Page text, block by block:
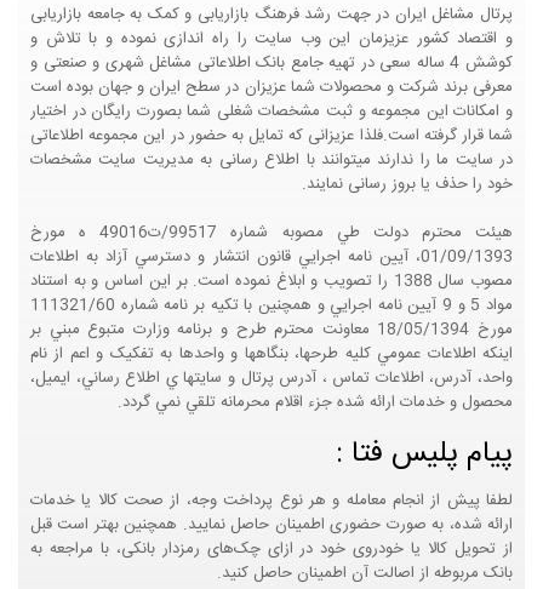
پرتال مشاغل ایران در جهت رشد فرهنگ بازاریابی و کمک به جامعه بازاریابی
و اقتصاد کشور عزیزمان این وب سایت را راه اندازی نموده و با تلاش و
کوشش 4 ساله سعی در تهیه جامع بانک اطلاعاتی مشاغل شهری و صنعتی و
معرفی برند شرکت و محصولات شما عزیزان در سطح ایران و جهان بوده است
و امکانات این مجموعه و ثبت مشخصات شغلی شما بصورت رایگان در اختیار
شما قرار گرفته است.فلذا عزیزانی که تمایل به حضور در این مجموعه اطلاعاتی
در سایت ما را ندارند میتوانند با اطلاع رسانی به مدیریت سایت مشخصات
خود را حذف یا بروز رسانی نمایند.
هيئت محترم دولت طي مصوبه شماره 99517/ت49016 ه مورخ
01/09/1393، آيين نامه اجرايي قانون انتشار و دسترسي آزاد به اطلاعات
مصوب سال 1388 را تصويب و ابلاغ نموده است. بر اين اساس و به استناد
مواد 5 و 9 آيين نامه اجرايي و همچنين با تکيه بر نامه شماره 111321/60
مورخ 18/05/1394 معاونت محترم طرح و برنامه وزارت متبوع مبني بر
اينکه اطلاعات عمومي کليه طرحها، بنگاهها و واحدها به تفکيک و اعم از نام
واحد، آدرس، اطلاعات تماس ، آدرس پرتال و سايتها ي اطلاع رساني، ايميل،
محصول و خدمات ارائه شده جزء اقلام محرمانه تلقي نمي گردد.
پیام پلیس فتا :
لطفا پیش از انجام معامله و هر نوع پرداخت وجه، از صحت کالا یا خدمات
ارائه شده، به صورت حضوری اطمینان حاصل نمایید. همچنین بهتر است قبل
از تحویل کالا یا خودروی خود در ازای چک‌های رمزدار بانکی، با مراجعه به
بانک مربوطه از اصالت آن اطمینان حاصل کنید.